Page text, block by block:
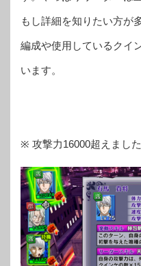
もし詳細を知りたい方が
編成や使用しているクイ
います。
※ 攻撃力16000超えまし